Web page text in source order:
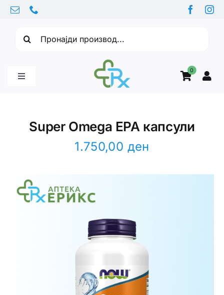
Skip
content
0
Toggle
Super Omega EPA капсули
1.750,00 ден